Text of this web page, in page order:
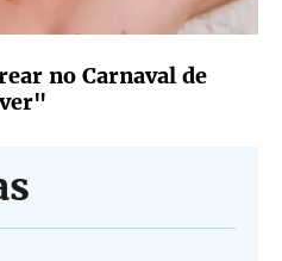
no Carnaval de